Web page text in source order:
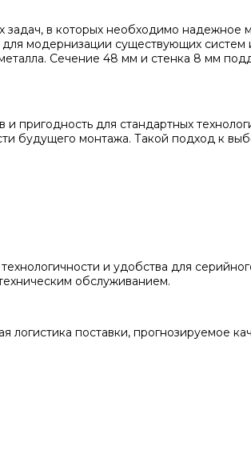
в которых необходимо надежное
для модернизации существующих
Сечение 48 мм и стенка 8 мм
пригодность для стандартных
будущего монтажа. Такой подход к
и удобства для
обслуживанием.
поставки, прогнозируемое